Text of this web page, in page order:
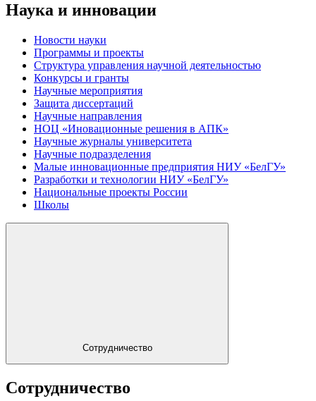
Наука и инновации
Новости науки
Программы и проекты
Структура управления научной деятельностью
Конкурсы и гранты
Научные мероприятия
Защита диссертаций
Научные направления
НОЦ «Иновационные решения в АПК»
Научные журналы университета
Научные подразделения
Малые инновационные предприятия НИУ «БелГУ»
Разработки и технологии НИУ «БелГУ»
Национальные проекты России
Школы
Сотрудничество
Сотрудничество